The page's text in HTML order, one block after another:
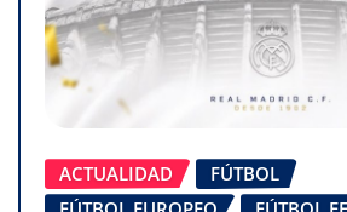
ACTUALIDAD
FÚTBOL